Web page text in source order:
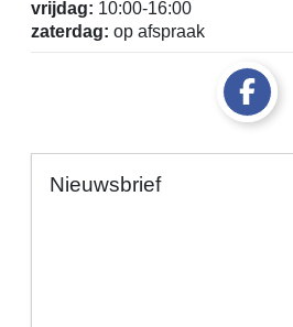
vrijdag: 10:00-16:00
zaterdag: op afspraak
Nieuwsbrief